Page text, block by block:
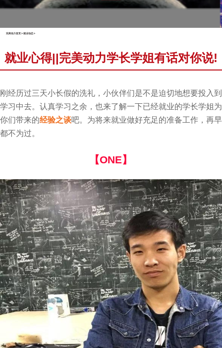
完美动力首页 > 就业动态 >
就业心得||完美动力学长学姐有话对你说!
刚经历过三天小长假的洗礼，小伙伴们是不是迫切地想要投入到
学习中去。认真学习之余，也来了解一下已经就业的学长学姐为
你们带来的经验之谈吧。为将来就业做好充足的准备工作，再早
都不为过。
【ONE】